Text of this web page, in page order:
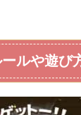
ルや遊び